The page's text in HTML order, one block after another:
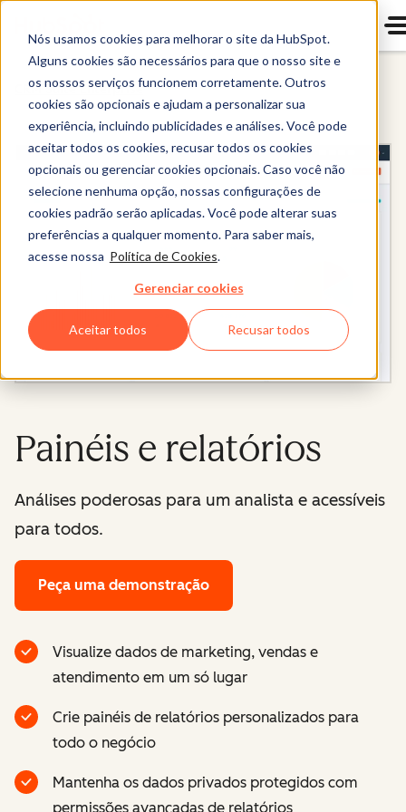
Nós usamos cookies para melhorar o site da HubSpot.
Alguns cookies são necessários para que o nosso site e
os nossos serviços funcionem corretamente. Outros
cookies são opcionais e ajudam a personalizar sua
experiência, incluindo publicidades e análises. Você pode
aceitar todos os cookies, recusar todos os cookies
opcionais ou gerenciar cookies opcionais. Caso você não
selecione nenhuma opção, nossas configurações de
cookies padrão serão aplicadas. Você pode alterar suas
preferências a qualquer momento. Para saber mais,
acesse nossa Política de Cookies.
Gerenciar cookies
Aceitar todos Recusar todos
CRM Suite Enterprise
Painéis e relatórios
Análises poderosas para um analista e acessíveis
para todos.
Peça uma demonstração
Visualize dados de marketing, vendas e
atendimento em um só lugar
Crie painéis de relatórios personalizados para
todo o negócio
Mantenha os dados privados protegidos com
permissões avançadas de relatórios